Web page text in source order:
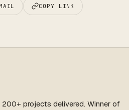
COPY LINK
projects delivered. Winner of